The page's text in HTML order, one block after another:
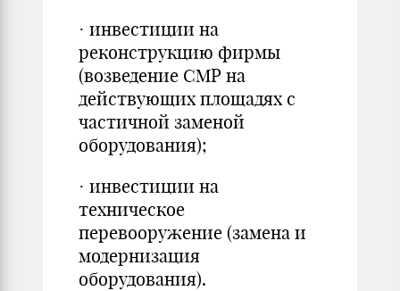
· инвестиции на
реконструкцию фирмы
(возведение СМР на
действующих площадях с
частичной заменой
оборудования);
· инвестиции на
техническое
перевооружение (замена и
модернизация
оборудования).